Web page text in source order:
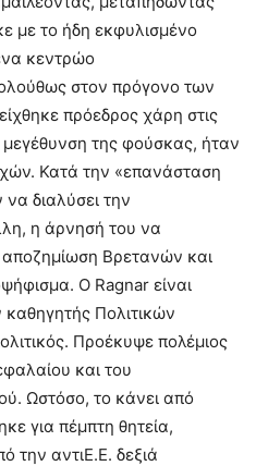
με το ήδη εκφυλισμένο
κεντρώο
στον πρόγονο των
πρόεδρος χάρη στις
της φούσκας, ήταν
Κατά την «επανάσταση
διαλύσει την
η άρνησή του να
αποζημίωση Βρετανών και
Ο Ragnar είναι
Πολιτικών
Προέκυψε πολέμιος
και του
Ωστόσο, το κάνει από
για πέμπτη θητεία,
την αντιΕ.Ε. δεξιά